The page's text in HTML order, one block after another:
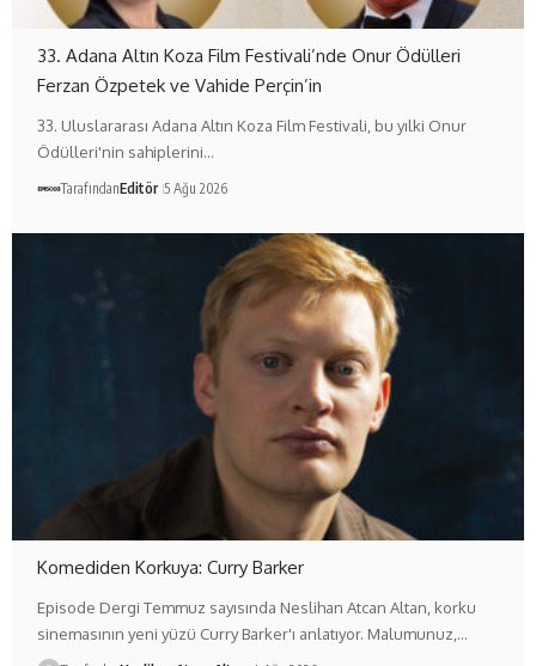
33. Adana Altın Koza Film Festivali’nde Onur Ödülleri
Ferzan Özpetek ve Vahide Perçin’in
33. Uluslararası Adana Altın Koza Film Festivali, bu yılki Onur
Ödülleri'nin sahiplerini…
TarafındanEditör 5 Ağu 2026
Komediden Korkuya: Curry Barker
Episode Dergi Temmuz sayısında Neslihan Atcan Altan, korku
sinemasının yeni yüzü Curry Barker'ı anlatıyor. Malumunuz,…